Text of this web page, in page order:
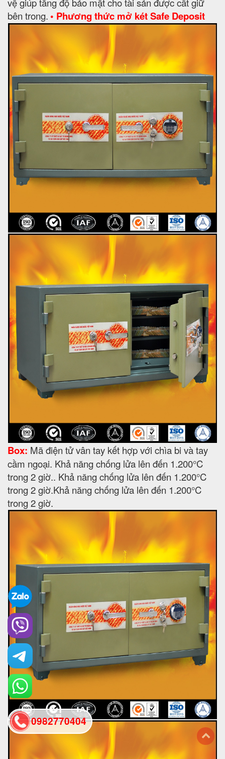
vệ giúp tăng độ bảo mật cho tài sản được cất giữ
bên trong. • Phương thức mở két Safe Deposit
Box: Mã điện tử vân tay kết hợp với chìa bi và tay
cầm ngoại. Khả năng chống lửa lên đến 1.200°C
trong 2 giờ.. Khả năng chống lửa lên đến 1.200°C
trong 2 giờ.Khả năng chống lửa lên đến 1.200°C
trong 2 giờ.
0982770404